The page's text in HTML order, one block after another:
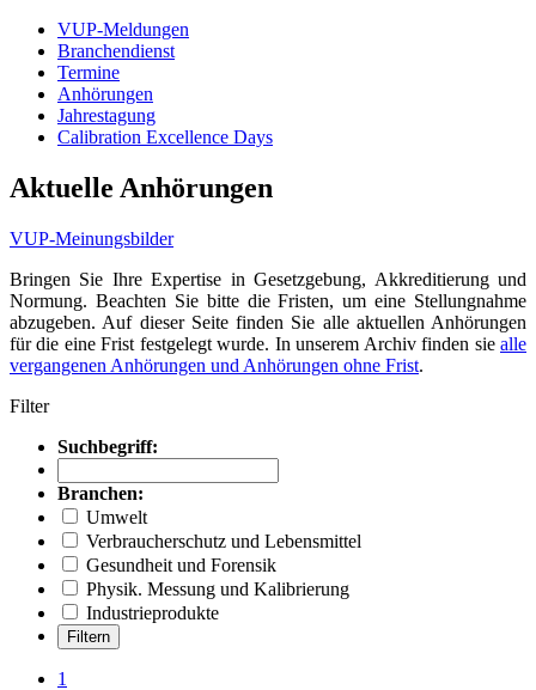
VUP-Meldungen
Branchendienst
Termine
Anhörungen
Jahrestagung
Calibration Excellence Days
Aktuelle Anhörungen
VUP-Meinungsbilder
Bringen Sie Ihre Expertise in Gesetzgebung, Akkreditierung und
Normung. Beachten Sie bitte die Fristen, um eine Stellungnahme
abzugeben. Auf dieser Seite finden Sie alle aktuellen Anhörungen
für die eine Frist festgelegt wurde. In unserem Archiv finden sie alle
vergangenen Anhörungen und Anhörungen ohne Frist.
Filter
Suchbegriff:
Branchen:
Umwelt
Verbraucherschutz und Lebensmittel
Gesundheit und Forensik
Physik. Messung und Kalibrierung
Industrieprodukte
Filtern
1